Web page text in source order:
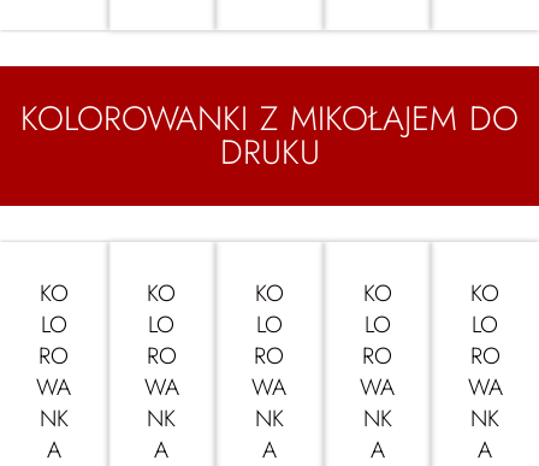
KOLOROWANKI Z MIKOŁAJEM DO
DRUKU
KO
LO
RO
WA
NK
A
KO
LO
RO
WA
NK
A
KO
LO
RO
WA
NK
A
KO
LO
RO
WA
NK
A
KO
LO
RO
WA
NK
A